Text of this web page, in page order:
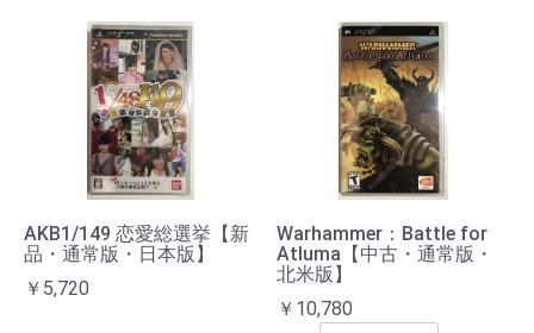
AKB1/149 恋愛総選挙【新
品・通常版・日本版】
￥5,720
Warhammer：Battle for
Atluma【中古・通常版・
北米版】
￥10,780